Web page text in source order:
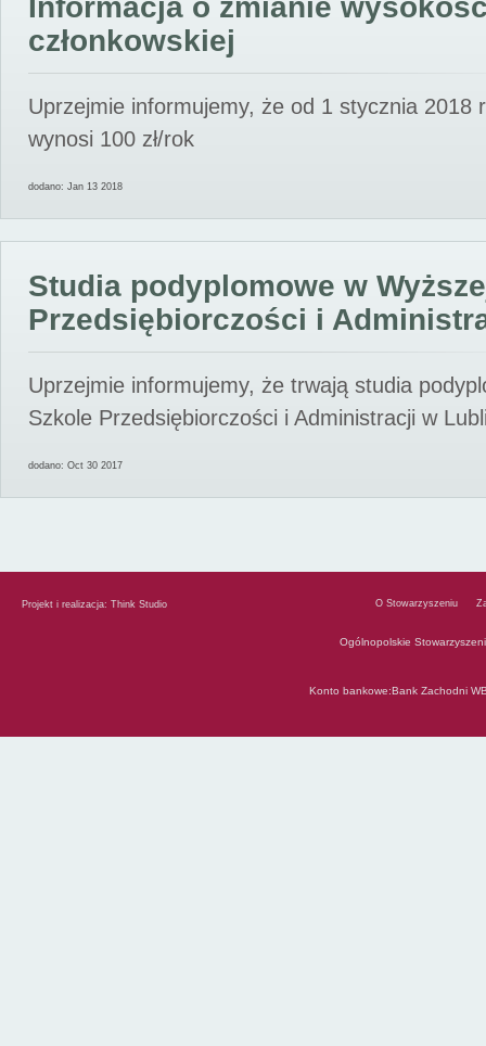
Informacja o zmianie
członkowskiej
Uprzejmie informujemy, że od 1 stycznia 2018
wynosi 100 zł/rok
dodano: Jan 13 2018
Studia podyplomowe w
Przedsiębiorczości i
Uprzejmie informujemy, że trwają studia
Szkole Przedsiębiorczości i Administracji w
dodano: Oct 30 2017
Projekt i realizacja: Think Studio O Stowarzyszeniu
Ogólnopolskie
Konto bankowe:Bank Zachodni